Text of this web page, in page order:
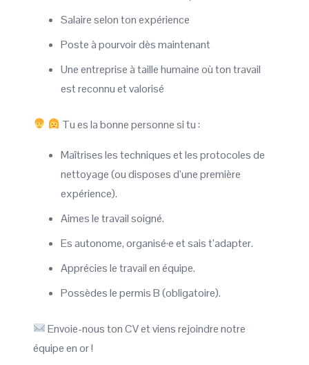
Salaire selon ton expérience
Poste à pourvoir dès maintenant
Une entreprise à taille humaine où ton travail
est reconnu et valorisé
Tu es la bonne personne si tu :
Maîtrises les techniques et les protocoles de
nettoyage (ou disposes d’une première
expérience).
Aimes le travail soigné.
Es autonome, organisé·e et sais t’adapter.
Apprécies le travail en équipe.
Possèdes le permis B (obligatoire).
Envoie-nous ton CV et viens rejoindre notre
équipe en or !